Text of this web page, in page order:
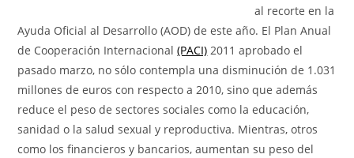
al recorte en la
Ayuda Oficial al Desarrollo (AOD) de este año. El Plan Anual
de Cooperación Internacional(PACI) 2011 aprobado el
pasado marzo, no sólo contempla una disminución de 1.031
millones de euros con respecto a 2010, sino que además
reduce el peso de sectores sociales como la educación,
sanidad o la salud sexual y reproductiva. Mientras, otros
como los financieros y bancarios, aumentan su peso del